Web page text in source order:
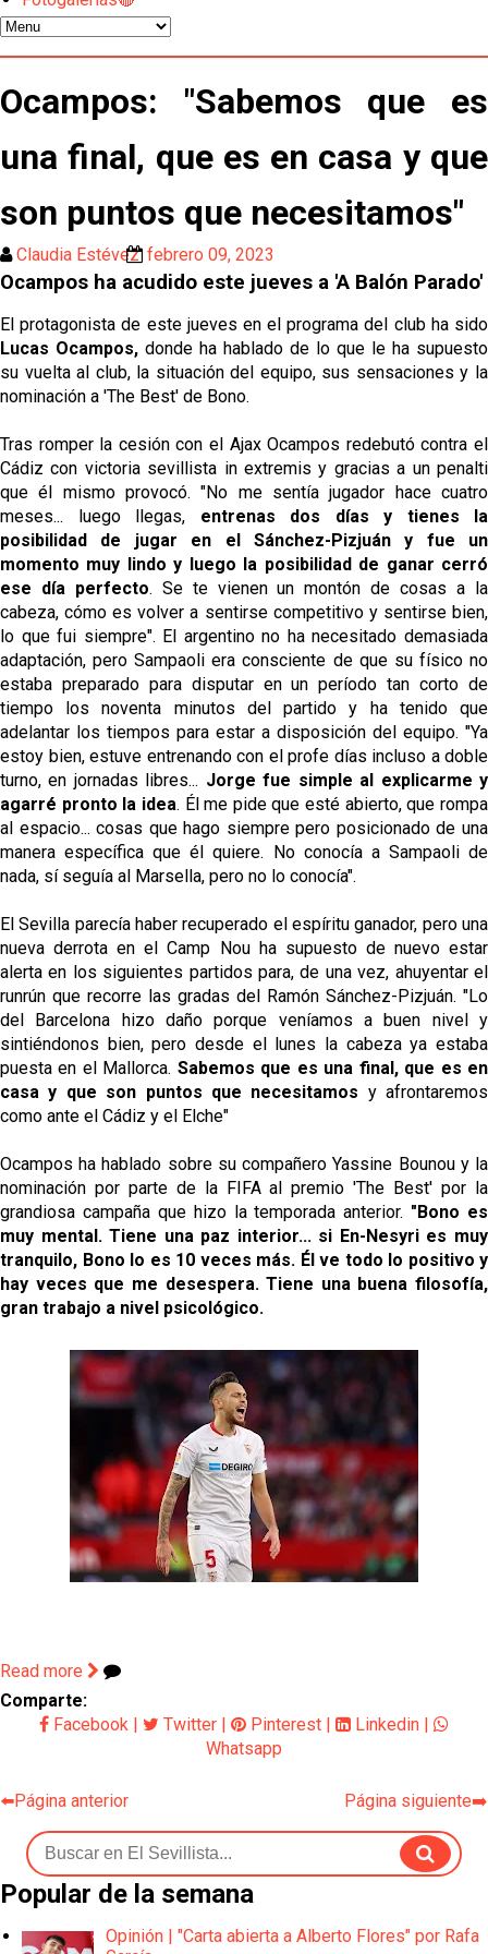
Crónica Pretemporada I Bayer Leverkusen 2-1
Sevilla FC
El Tribunal Superior de Justicia concede la
cautelar a Isi Palazón
Banquillos confirmados: así queda la cantera del
Sevilla Femenino para la 2026/27
Celta y Rayo agitan el mercado de La Liga
Previa | El Sevilla FC cierra la pretemporada con el
exigente choque ante el Bayer Leverkusen
El Sevilla pone sus ojos en Ellyes Skhiri
El Sevilla FC pregunta al Atlético de Madrid por la
situación de Iker Luque
Nico Guillén:"Es importante que el equipo sea una
familia y se refleje en el campo"
El Sevilla oficializa el traspaso de Sow
Miguel Sierra: La temporada pasada se vio
reflejado que podemos tirar para delante y
trabajamos con ilusión
Ocampos: "Sabemos que es
una final, que es en casa y que
son puntos que necesitamos"
Claudia Estévez febrero 09, 2023
Ocampos ha acudido este jueves a 'A Balón Parado'
El protagonista de este jueves en el programa del club ha sido
Lucas Ocampos, donde ha hablado de lo que le ha supuesto
su vuelta al club, la situación del equipo, sus sensaciones y la
nominación a 'The Best' de Bono.
Tras romper la cesión con el Ajax Ocampos redebutó contra el
Cádiz con victoria sevillista in extremis y gracias a un penalti
que él mismo provocó."No me sentía jugador hace cuatro
meses... luego llegas, entrenas dos días y tienes la
posibilidad de jugar en el Sánchez-Pizjuán y fue un
momento muy lindo y luego la posibilidad de ganar cerró
ese día perfecto. Se te vienen un montón de cosas a la
cabeza, cómo es volver a sentirse competitivo y sentirse bien,
lo que fui siempre". El argentino no ha necesitado demasiada
adaptación, pero Sampaoli era consciente de que su físico no
estaba preparado para disputar en un período tan corto de
tiempo los noventa minutos del partido y ha tenido que
adelantar los tiempos para estar a disposición del equipo. "Ya
estoy bien, estuve entrenando con el profe días incluso a doble
turno, en jornadas libres... Jorge fue simple al explicarme y
agarré pronto la idea. Él me pide que esté abierto, que rompa
al espacio... cosas que hago siempre pero posicionado de una
manera específica que él quiere. No conocía a Sampaoli de
nada, sí seguía al Marsella, pero no lo conocía".
El Sevilla parecía haber recuperado el espíritu ganador, pero una
nueva derrota en el Camp Nou ha supuesto de nuevo estar
alerta en los siguientes partidos para, de una vez, ahuyentar el
runrún que recorre las gradas del Ramón Sánchez-Pizjuán. "Lo
del Barcelona hizo daño porque veníamos a buen nivel y
sintiéndonos bien, pero desde el lunes la cabeza ya estaba
puesta en el Mallorca. Sabemos que es una final, que es en
casa y que son puntos que necesitamos y afrontaremos
como ante el Cádiz y el Elche"
Ocampos ha hablado sobre su compañero Yassine Bounou y la
nominación por parte de la FIFA al premio 'The Best' por la
grandiosa campaña que hizo la temporada anterior. "Bono es
muy mental. Tiene una paz interior... si En-Nesyri es muy
tranquilo, Bono lo es 10 veces más. Él ve todo lo positivo y
hay veces que me desespera.Tiene una buena filosofía,
gran trabajo a nivel psicológico.
Read more
Comparte:
Facebook
Twitter Pinterest Linkedin
Whatsapp
⬅️Página anterior Página siguiente➡️
Popular de la semana
Opinión | "Carta abierta a Alberto Flores" por Rafa